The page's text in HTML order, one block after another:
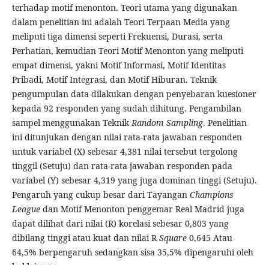
terhadap motif menonton. Teori utama yang digunakan
dalam penelitian ini adalah Teori Terpaan Media yang
meliputi tiga dimensi seperti Frekuensi, Durasi, serta
Perhatian, kemudian Teori Motif Menonton yang meliputi
empat dimensi, yakni Motif Informasi, Motif Identitas
Pribadi, Motif Integrasi, dan Motif Hiburan. Teknik
pengumpulan data dilakukan dengan penyebaran kuesioner
kepada 92 responden yang sudah dihitung. Pengambilan
sampel menggunakan TeknikRandom Sampling. Penelitian
ini ditunjukan dengan nilai rata-rata jawaban responden
untuk variabel (X) sebesar 4,381 nilai tersebut tergolong
tinggil (Setuju) dan rata-rata jawaban responden pada
variabel (Y) sebesar 4,319 yang juga dominan tinggi (Setuju).
Pengaruh yang cukup besar dari Tayangan Champions
Leaguedan Motif Menonton penggemar Real Madrid juga
dapat dilihat dari nilai (R) korelasi sebesar 0,803 yang
dibilang tinggi atau kuat dan nilai RSquare0,645 Atau
64,5% berpengaruh sedangkan sisa 35,5% dipengaruhi oleh